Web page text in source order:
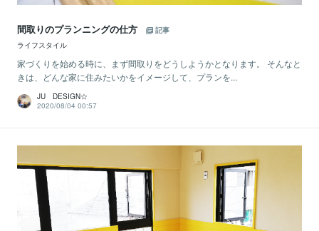
間取りのプランニングの仕方
記事
ライフスタイル
家づくりを始める時に、まず間取りをどうしようかとなります。 そんなと
きは、どんな家に住みたいかをイメージして、プランを...
JU DESIGN☆
2020/08/04 00:57